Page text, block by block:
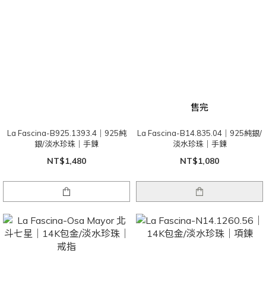
La Fascina-B925.1393.4｜925純
銀/淡水珍珠｜手鍊
NT$1,480
售完
La Fascina-B14.835.04｜925純銀/
淡水珍珠｜手鍊
NT$1,080